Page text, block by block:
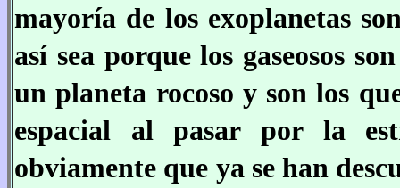
mayoría de los exoplanetas
así sea porque los gaseosos
un planeta rocoso y son los
espacial al pasar por la
obviamente que ya se han